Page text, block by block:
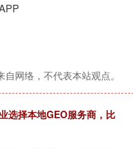
网络，不代表本站观点。
选择本地GEO服务商，比